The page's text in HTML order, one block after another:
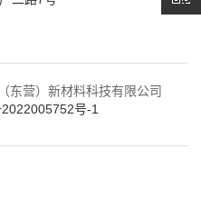
东营）新材料科技有限公司
号-1